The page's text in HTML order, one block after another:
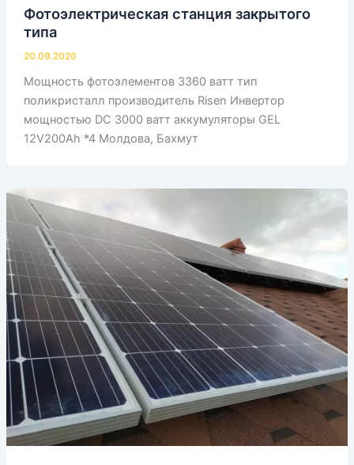
Фотоэлектрическая станция закрытого
типа
20.09.2020
Мощность фотоэлементов 3360 ватт тип
поликристалл производитель Risen Инвертор
мощностью DС 3000 ватт аккумуляторы GEL
12V200Ah *4 Молдова, Бахмут